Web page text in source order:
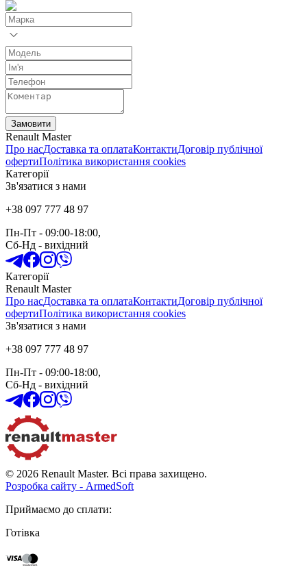
Замовити
Renault Master
Про насДоставка та оплатаКонтактиДоговір публічної
офертиПолітика використання cookies
Категорії
Зв'язатися з нами
+38 097 777 48 97
Пн-Пт - 09:00-18:00,
Сб-Нд - вихідний
Категорії
Renault Master
Про насДоставка та оплатаКонтактиДоговір публічної
офертиПолітика використання cookies
Зв'язатися з нами
+38 097 777 48 97
Пн-Пт - 09:00-18:00,
Сб-Нд - вихідний
© 2026 Renault Master. Всі права захищено.
Розробка сайту - ArmedSoft
Приймаємо до сплати:
Готівка